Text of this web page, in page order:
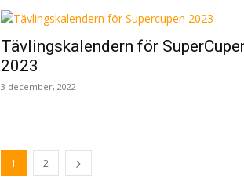
Tävlingskalendern för
2023
3 december, 2022
1 2